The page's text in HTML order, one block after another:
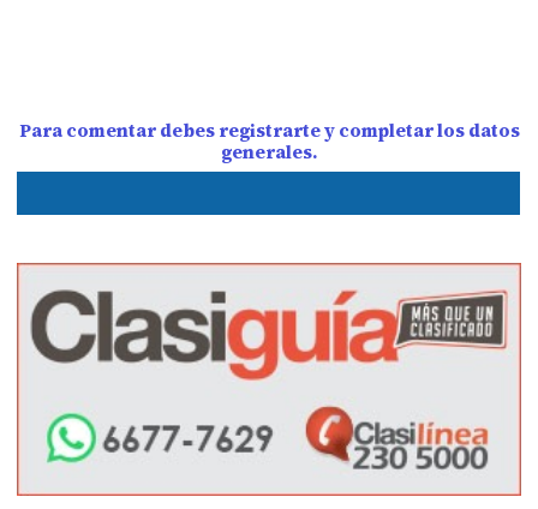
Para comentar debes registrarte y completar los datos
generales.